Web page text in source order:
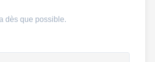
dès que possible.